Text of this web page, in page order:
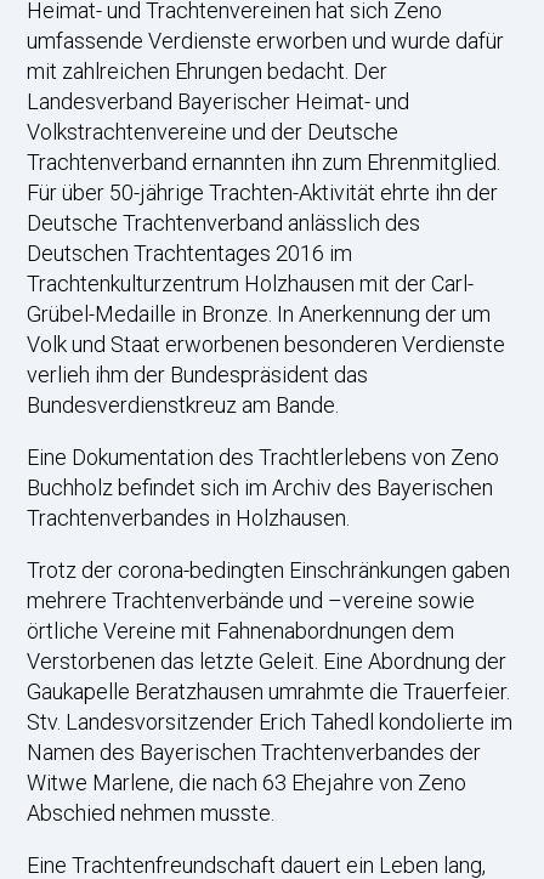
Heimat- und Trachtenvereinen hat sich Zeno
umfassende Verdienste erworben und wurde dafür
mit zahlreichen Ehrungen bedacht. Der
Landesverband Bayerischer Heimat- und
Volkstrachtenvereine und der Deutsche
Trachtenverband ernannten ihn zum Ehrenmitglied.
Für über 50-jährige Trachten-Aktivität ehrte ihn der
Deutsche Trachtenverband anlässlich des
Deutschen Trachtentages 2016 im
Trachtenkulturzentrum Holzhausen mit der Carl-
Grübel-Medaille in Bronze. In Anerkennung der um
Volk und Staat erworbenen besonderen Verdienste
verlieh ihm der Bundespräsident das
Bundesverdienstkreuz am Bande.
Eine Dokumentation des Trachtlerlebens von Zeno
Buchholz befindet sich im Archiv des Bayerischen
Trachtenverbandes in Holzhausen.
Trotz der corona-bedingten Einschränkungen gaben
mehrere Trachtenverbände und –vereine sowie
örtliche Vereine mit Fahnenabordnungen dem
Verstorbenen das letzte Geleit. Eine Abordnung der
Gaukapelle Beratzhausen umrahmte die Trauerfeier.
Stv. Landesvorsitzender Erich Tahedl kondolierte im
Namen des Bayerischen Trachtenverbandes der
Witwe Marlene, die nach 63 Ehejahre von Zeno
Abschied nehmen musste.
Eine Trachtenfreundschaft dauert ein Leben lang,